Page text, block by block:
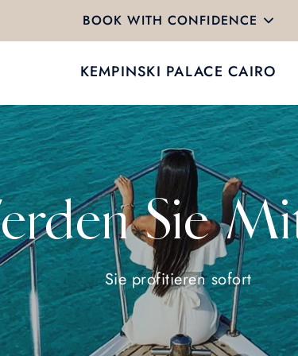
BOOK WITH CONFIDENCE
KEMPINSKI PALACE CAIRO
Sie
Sie profitieren sofort